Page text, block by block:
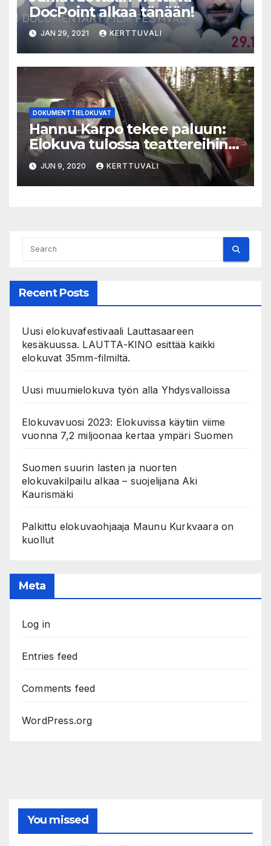
DocPoint alkaa tänään!
JAN 29, 2021 KERTTUVALI
DOKUMENTTIELOKUVAT
Hannu Karpo tekee paluun:
Elokuva tulossa teattereihin
syksyllä
JUN 9, 2020 KERTTUVALI
Recent Posts
Uusi elokuvafestivaali Lauttasaareen
kesäkuussa. LAUTTA-KINO esittää kaikki
elokuvat 35mm-filmiltä.
Uusi muumielokuva työn alla Yhdysvalloissa
Elokuvavuosi 2023: Elokuvissa käytiin viime
vuonna 7,2 miljoonaa kertaa ympäri Suomen
Suomen suurin lasten ja nuorten
elokuvakilpailu alkaa – suojelijana Aki
Kaurismäki
Palkittu elokuvaohjaaja Maunu Kurkvaara on
kuollut
Meta
Log in
Entries feed
Comments feed
WordPress.org
You missed